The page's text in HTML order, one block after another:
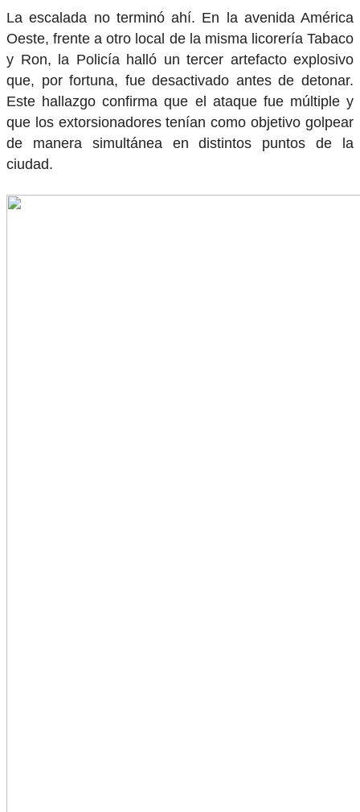
La escalada no terminó ahí. En la avenida América
Oeste, frente a otro local de la misma licorería Tabaco
y Ron, la Policía halló un tercer artefacto explosivo
que, por fortuna, fue desactivado antes de detonar.
Este hallazgo confirma que el ataque fue múltiple y
que los extorsionadores tenían como objetivo golpear
de manera simultánea en distintos puntos de la
ciudad.